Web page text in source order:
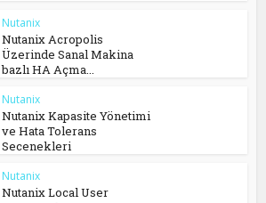
Nutanix
Nutanix Acropolis
Üzerinde Sanal Makina
bazlı HA Açma...
Nutanix
Nutanix Kapasite Yönetimi
ve Hata Tolerans
Secenekleri
Nutanix
Nutanix Local User